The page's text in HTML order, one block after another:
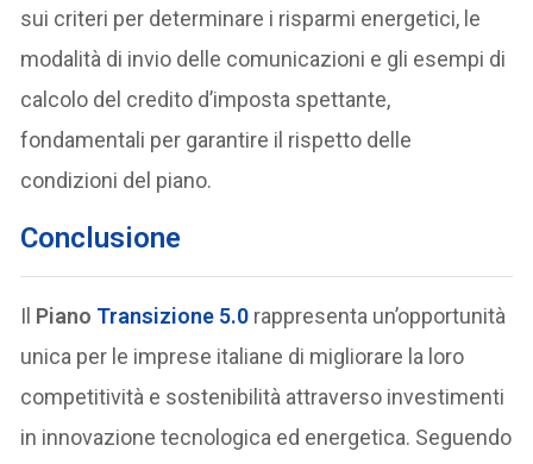
sui criteri per determinare i risparmi energetici, le
modalità di invio delle comunicazioni e gli esempi di
calcolo del credito d’imposta spettante,
fondamentali per garantire il rispetto delle
condizioni del piano.
Conclusione
Il Piano Transizione 5.0 rappresenta un’opportunità
unica per le imprese italiane di migliorare la loro
competitività e sostenibilità attraverso investimenti
in innovazione tecnologica ed energetica. Seguendo